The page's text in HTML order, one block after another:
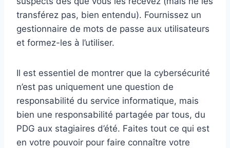
transférez pas, bien entendu). Fournissez un
gestionnaire de mots de passe aux utilisateurs
et formez-les à l’utiliser.
Il est essentiel de montrer que la cybersécurité
n’est pas uniquement une question de
responsabilité du service informatique, mais
bien une responsabilité partagée par tous, du
PDG aux stagiaires d’été. Faites tout ce qui est
en votre pouvoir pour faire connaître votre